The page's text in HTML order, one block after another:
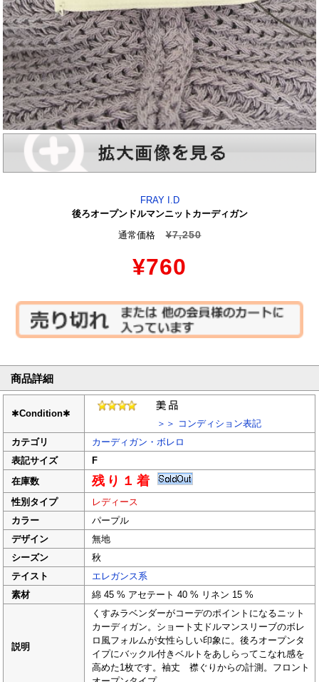
FRAY I.D
後ろオープンドルマンニットカーディガン
通常価格
¥7,250
¥760
商品詳細
✱Condition✱
＞＞ コンディション表記
カテゴリ
カーディガン・ボレロ
表記サイズ
F
在庫数
残り１着
性別タイプ
レディース
カラー
パープル
デザイン
無地
シーズン
秋
テイスト
エレガンス系
素材
綿 45 % アセテート 40 % リネン 15 %
説明
くすみラベンダーがコーデのポイントになるニット
カーディガン。ショート丈ドルマンスリーブのボレ
ロ風フォルムが女性らしい印象に。後ろオープンタ
イプにバックル付きベルトをあしらってこなれ感を
高めた1枚です。袖丈 襟ぐりからの計測。フロント